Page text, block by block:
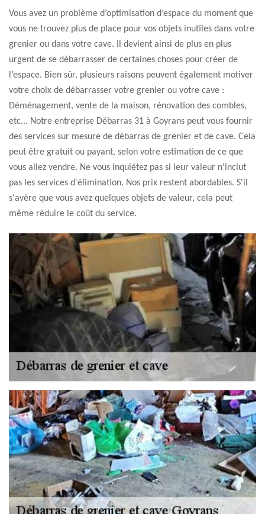
Vous avez un problème d’optimisation d’espace du moment que
vous ne trouvez plus de place pour vos objets inutiles dans votre
grenier ou dans votre cave. Il devient ainsi de plus en plus
urgent de se débarrasser de certaines choses pour créer de
l’espace. Bien sûr, plusieurs raisons peuvent également motiver
votre choix de débarrasser votre grenier ou votre cave :
Déménagement, vente de la maison, rénovation des combles,
etc... Notre entreprise Débarras 31 à Goyrans peut vous fournir
des services sur mesure de débarras de grenier et de cave. Cela
peut être gratuit ou payant, selon votre estimation de ce que
vous allez vendre. Ne vous inquiétez pas si leur valeur n'inclut
pas les services d'élimination. Nos prix restent abordables. S'il
s'avère que vous avez quelques objets de valeur, cela peut
même réduire le coût du service.